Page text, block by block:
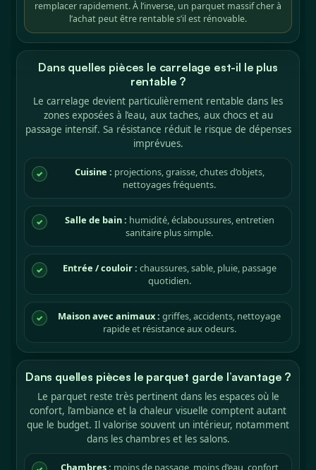
remplacer rapidement. À l’inverse, un parquet massif cher à
l’achat peut être rentable s’il est rénovable.
Dans quelles pièces le carrelage est-il le plus
rentable ?
Le carrelage devient particulièrement rentable dans les
zones exposées à l’eau, aux taches, aux chocs et au
passage intensif. Sa résistance réduit le risque de dépenses
imprévues.
✓ Cuisine : projections, graisse, chutes d’objets,
nettoyages fréquents.
✓ Salle de bain : humidité, éclaboussures, entretien
sanitaire plus simple.
✓ Entrée / couloir : chaussures, sable, pluie, passage
quotidien.
✓ Maison avec animaux : griffes, accidents, nettoyage
rapide et résistance aux odeurs.
Dans quelles pièces le parquet garde l’avantage ?
Le parquet reste très pertinent dans les espaces où le
confort, l’ambiance et la chaleur visuelle comptent autant
que le budget. Il valorise souvent un intérieur, notamment
dans les chambres et les salons.
Chambres : moins de passage, moins d’eau, confort